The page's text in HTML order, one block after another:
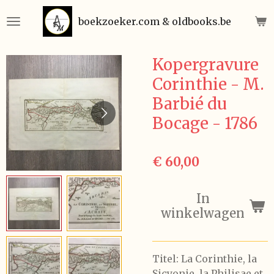
direct
de
hoofdinhoud
boekzoeker.com & oldbooks.be
Kopergravure
Corinthie - M.
Barbié du
Bocage - 1786
€ 60,00
In
winkelwagen
Titel: La Corinthie, la